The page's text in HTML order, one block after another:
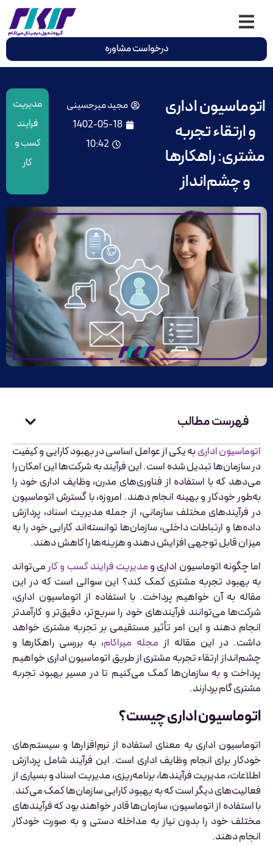
درخواست مشاوره
مدیریت
فرایند
کسب و
کار
اتوماسیون اداری
و ارتقاء تجربه
مشتری: راهکارها
و چشم‌انداز
مجید میرحسینی
1402-05-18
10:42
فهرست مطالب
اتوماسیون اداریبه یکی از عوامل اساسی در بهبود کارایی و کیفیت
در سازمان‌ها تبدیل شده است. این فرآیند به شرکت‌ها این امکان را
می‌دهد که با استفاده از فناوری‌های مدرن، وظایف اداری خود را
به‌طور خودکار و بهینه انجام دهند. امروزه، با گسترش اتوماسیون
در فرآیندهای مختلف سازمانی، از جمله مدیریت اسناد، پردازش
داده‌ها و ارتباطات داخلی، سازمان‌ها توانسته‌اند کارایی خود را به
میزان قابل توجهی افزایش دهند و هزینه‌ها را کاهش دهند.
اما چگونه اتوماسیون اداری ومدیریت فرایند کسب و کارمی‌تواند
به بهبود تجربه مشتری کمک کند؟ این سوالی است که در این
مقاله به آن خواهیم پرداخت. با استفاده از اتوماسیون اداری،
شرکت‌ها می‌توانند فرآیندهای خود را سریع‌تر، دقیق‌تر و کارآمدتر
انجام دهند و این امر تأثیر مستقیمی بر تجربه مشتری خواهد
داشت. در این مقاله از مجله میراکام، به بررسی راهکارها و
چشم‌انداز ارتقاء تجربه مشتری از طریق اتوماسیون اداری خواهیم
پرداخت و به سازمان‌ها کمک می‌کنیم تا در مسیر بهبود تجربه
مشتری گام بردارند.
اتوماسیون اداری چیست؟
اتوماسیون اداری به معنای استفاده از نرم‌افزارها و سیستم‌های
خودکار برای انجام وظایف اداری است. این فرآیند شامل پردازش
اطلاعات، مدیریت فرآیندها، برنامه‌ریزی، مدیریت اسناد و بسیاری از
فعالیت‌های دیگر است که به بهبود کارایی سازمان‌ها کمک می‌کند.
با استفاده از اتوماسیون، سازمان‌ها قادر خواهند بود که فرآیندهای
مختلف خود را بدون نیاز به مداخله دستی و به صورت خودکار
انجام دهند.